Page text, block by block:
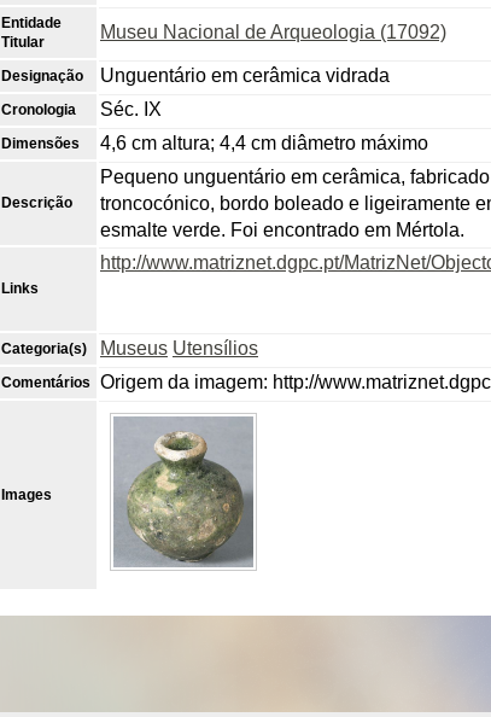
Entidade
Titular
Museu Nacional de Arqueologia (17092)
Designação Unguentário em cerâmica vidrada
Cronologia Séc. IX
Dimensões 4,6 cm altura; 4,4 cm diâmetro máximo
Descrição
Pequeno unguentário em cerâmica,
troncocónico, bordo boleado e ligeiramente
esmalte verde. Foi encontrado em Mértola.
Links
http://www.matriznet.dgpc.pt/MatrizNet/
Categoria(s) Museus Utensílios
Comentários Origem da imagem: http://
Images